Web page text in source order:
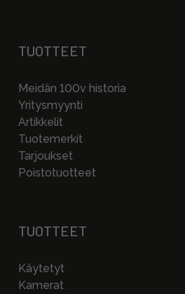
TUOTTEET
Meidän 100v historia
Yritysmyynti
Artikkelit
Tuotemerkit
Tarjoukset
Poistotuotteet
TUOTTEET
Käytetyt
Kamerat